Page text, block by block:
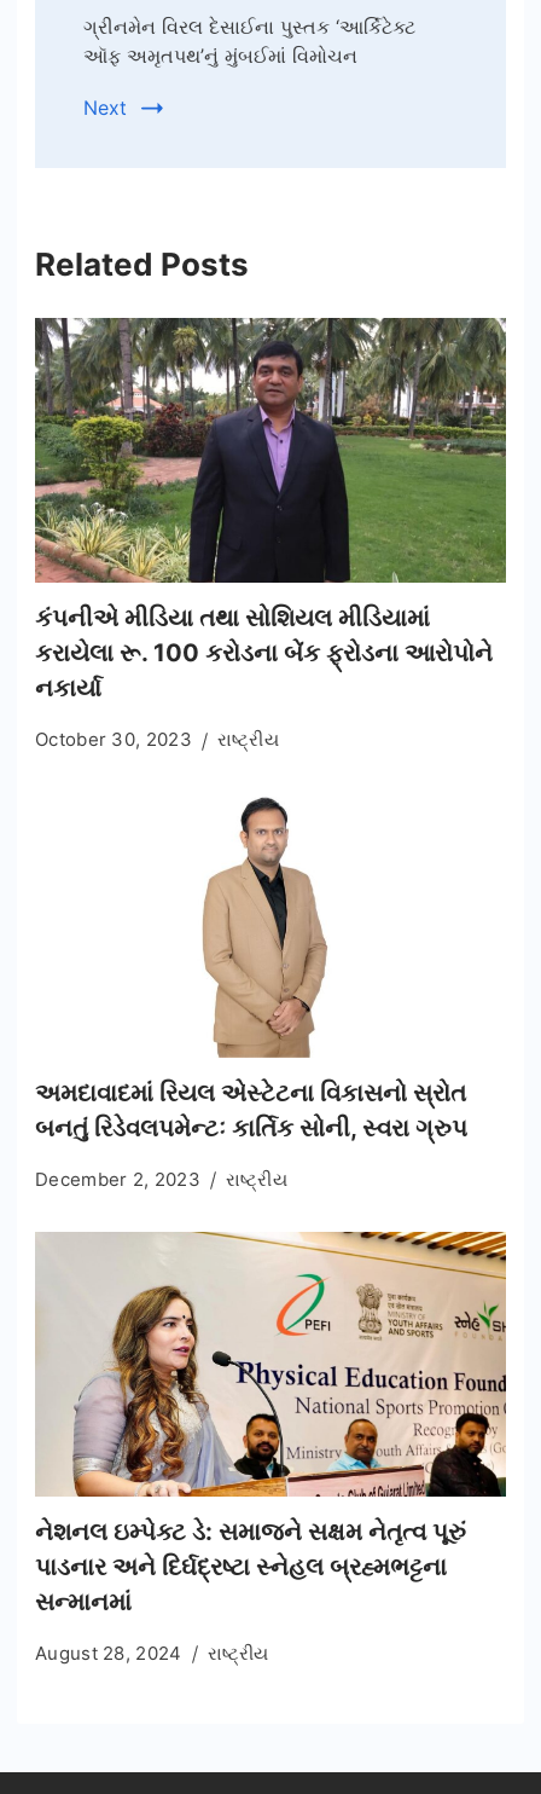
ગ્રીનમેન વિરલ દેસાઈના પુસ્તક ‘આર્કિટેક્ટ
ઑફ અમૃતપથ’નું મુંબઈમાં વિમોચન
Next
Related Posts
કંપનીએ મીડિયા તથા સોશિયલ મીડિયામાં
કરાયેલા રૂ. 100 કરોડના બેંક ફ્રોડના આરોપોને
નકાર્યા
October 30, 2023 રાષ્ટ્રીય
અમદાવાદમાં રિયલ એસ્ટેટના વિકાસનો સ્રોત
બનતું રિડેવલપમેન્ટઃ કાર્તિક સોની, સ્વરા ગ્રુપ
December 2, 2023 રાષ્ટ્રીય
નેશનલ ઇમ્પેક્ટ ડે: સમાજને સક્ષમ નેતૃત્વ પૂરું
પાડનાર અને દિર્ઘદ્રષ્ટા સ્નેહલ બ્રહ્મભટ્ટના
સન્માનમાં
August 28, 2024 રાષ્ટ્રીય